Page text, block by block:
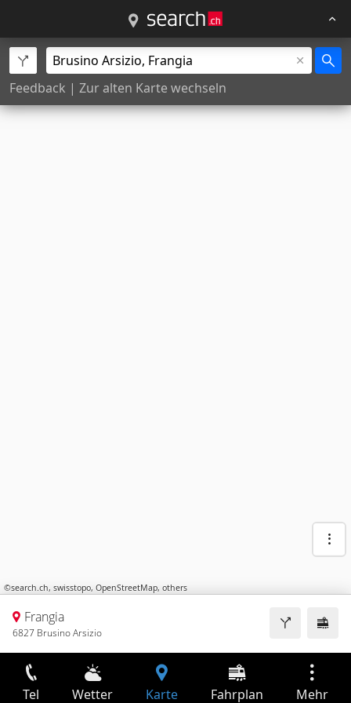
Feedback | Zur alten Karte wechseln
©search.ch, swisstopo, OpenStreetMap, others
Frangia
6827 Brusino Arsizio
Tel Wetter Karte Fahrplan Mehr